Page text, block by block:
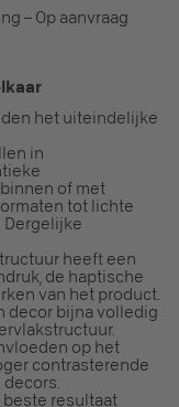
– Op aanvraag
het uiteindelijke
in
of met
tot lichte
heeft een
de haptische
van het product.
decor bijna volledig
op het
contrasterende
beste resultaat